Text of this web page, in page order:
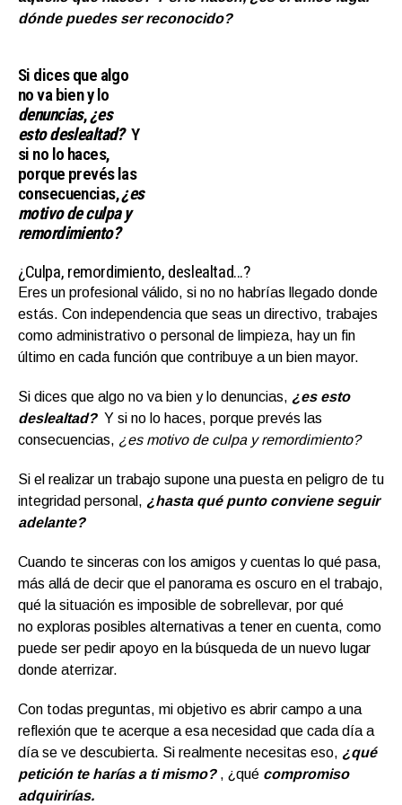
dónde puedes ser reconocido?
Si dices que algo
no va bien y lo
denuncias, ¿es
esto deslealtad?Y
si no lo haces,
porque prevés las
consecuencias,¿es
motivo de culpa y
remordimiento?
¿Culpa, remordimiento, deslealtad…?
Eres un profesional válido, si no no habrías llegado donde
estás. Con independencia que seas un directivo, trabajes
como administrativo o personal de limpieza, hay un fin
último en cada función que contribuye a un bien mayor.
Si dices que algo no va bien y lo denuncias, ¿es esto
deslealtad? Y si no lo haces, porque prevés las
consecuencias, ¿es motivo de culpa y remordimiento?
Si el realizar un trabajo supone una puesta en peligro de tu
integridad personal, ¿hasta qué punto conviene seguir
adelante?
Cuando te sinceras con los amigos y cuentas lo qué pasa,
más allá de decir que el panorama es oscuro en el trabajo,
qué la situación es imposible de sobrellevar, por qué
no exploras posibles alternativas a tener en cuenta, como
puede ser pedir apoyo en la búsqueda de un nuevo lugar
donde aterrizar.
Con todas preguntas, mi objetivo es abrir campo a una
reflexión que te acerque a esa necesidad que cada día a
día se ve descubierta. Si realmente necesitas eso, ¿qué
petición te harías a ti mismo?, ¿qué compromiso
adquirirías.